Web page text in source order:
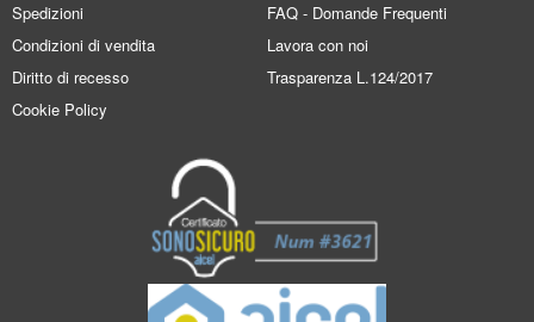
Spedizioni
Condizioni di vendita
Diritto di recesso
Cookie Policy
FAQ - Domande Frequenti
Lavora con noi
Trasparenza L.124/2017